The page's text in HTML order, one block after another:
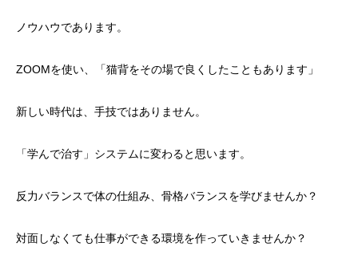
ノウハウであります。
ZOOMを使い、「猫背をその場で良くしたこともあります」
新しい時代は、手技ではありません。
「学んで治す」システムに変わると思います。
反力バランスで体の仕組み、骨格バランスを学びませんか？
対面しなくても仕事ができる環境を作っていきませんか？